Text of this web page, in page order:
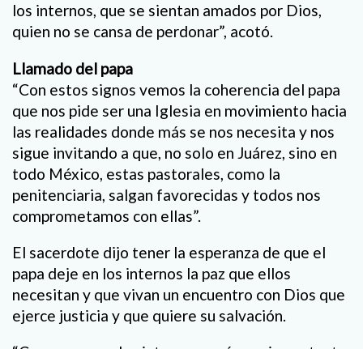
los internos, que se sientan amados por Dios,
quien no se cansa de perdonar”, acotó.
Llamado del papa
“Con estos signos vemos la coherencia del papa
que nos pide ser una Iglesia en movimiento hacia
las realidades donde más se nos necesita y nos
sigue invitando a que, no solo en Juárez, sino en
todo México, estas pastorales, como la
penitenciaria, salgan favorecidas y todos nos
comprometamos con ellas”.
El sacerdote dijo tener la esperanza de que el
papa deje en los internos la paz que ellos
necesitan y que vivan un encuentro con Dios que
ejerce justicia y que quiere su salvación.